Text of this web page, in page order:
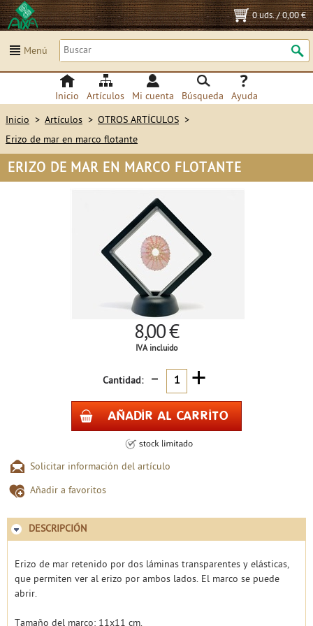
0 uds./0,00 €
Menú
Inicio Artículos Mi cuenta Búsqueda Ayuda
Inicio > Artículos > OTROS ARTÍCULOS >
Erizo de mar en marco flotante
ERIZO DE MAR EN MARCO FLOTANTE
8,00 €
IVA incluido
Cantidad: - +
Solicitar información del artículo
Añadir a favoritos
DESCRIPCIÓN
Erizo de mar retenido por dos láminas transparentes y elásticas,
que permiten ver al erizo por ambos lados. El marco se puede
abrir.